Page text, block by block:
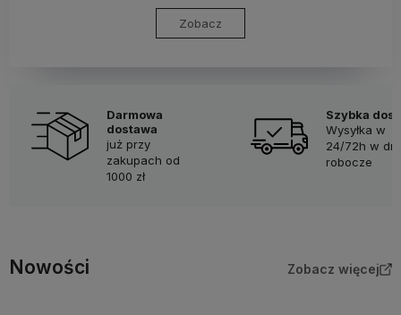
Zobacz
Darmowa
dostawa
już przy
zakupach od
1000 zł
Szybka
Wysyłka w
24/72h w dni
robocze
Nowości Zobacz więcej